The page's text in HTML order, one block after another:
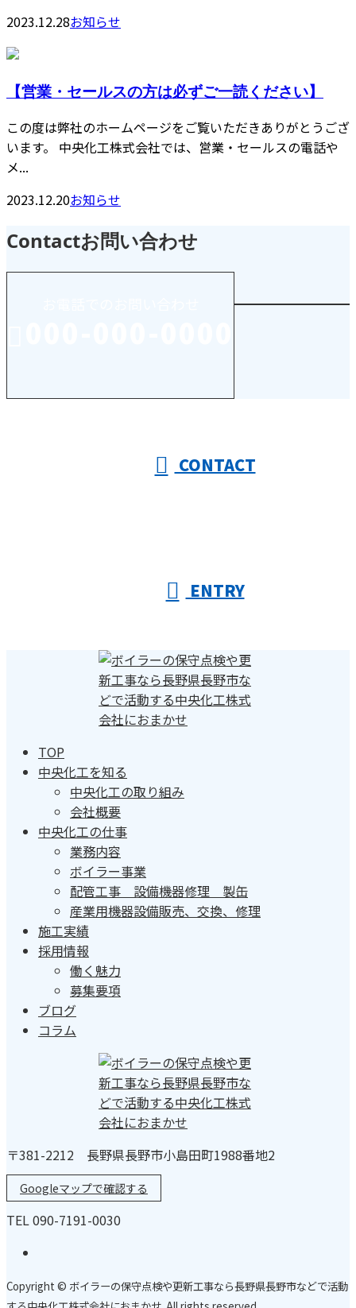
2023.12.28お知らせ
【営業・セールスの方は必ずご一読ください】
この度は弊社のホームページをご覧いただきありがとうござ
います。 中央化工株式会社では、営業・セールスの電話や
メ...
2023.12.20お知らせ
Contactお問い合わせ
CONTACT
ENTRY
TOP
中央化工を知る
中央化工の取り組み
会社概要
中央化工の仕事
業務内容
ボイラー事業
配管工事 設備機器修理 製缶
産業用機器設備販売、交換、修理
施工実績
採用情報
働く魅力
募集要項
ブログ
コラム
〒381-2212 長野県長野市小島田町1988番地2
Googleマップで確認する
TEL 090-7191-0030
Copyright © ボイラーの保守点検や更新工事なら長野県長野市などで活動